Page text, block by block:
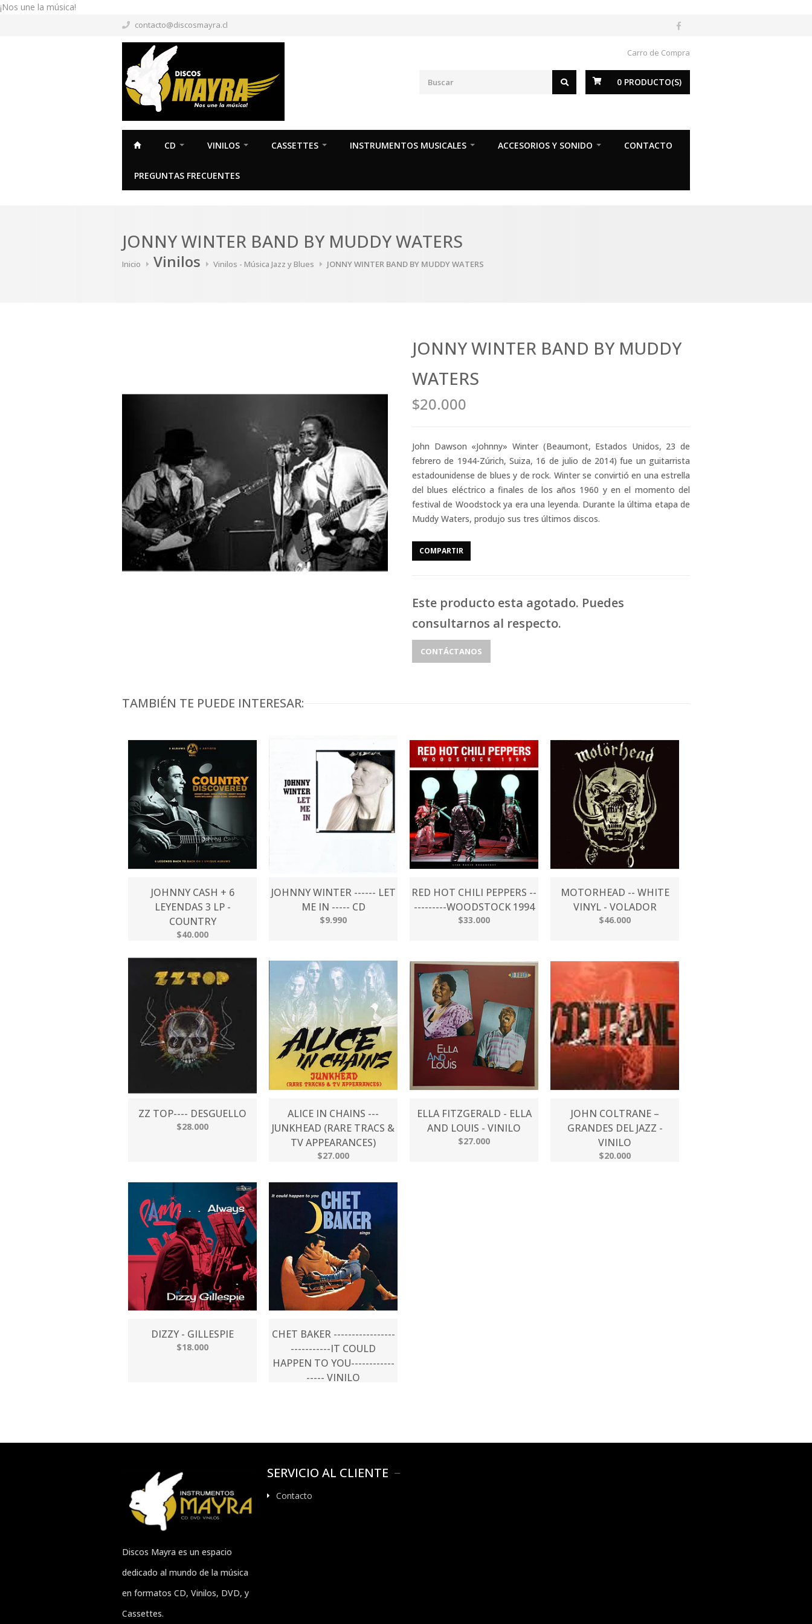
¡Nos une la música!
contacto@discosmayra.cl
Carro de Compra
0 PRODUCTO(S)
CD VINILOS CASSETTES INSTRUMENTOS MUSICALES ACCESORIOS Y SONIDO CONTACTO
PREGUNTAS FRECUENTES
JONNY WINTER BAND BY MUDDY WATERS
Inicio Vinilos Vinilos - Música Jazz y Blues JONNY WINTER BAND BY MUDDY WATERS
JONNY WINTER BAND BY MUDDY
WATERS
$20.000
John Dawson «Johnny» Winter (Beaumont, Estados Unidos, 23 de
febrero de 1944-Zúrich, Suiza, 16 de julio de 2014) fue un guitarrista
estadounidense de blues y de rock. Winter se convirtió en una estrella
del blues eléctrico a finales de los años 1960 y en el momento del
festival de Woodstock ya era una leyenda. Durante la última etapa de
Muddy Waters, produjo sus tres últimos discos.
COMPARTIR
Este producto esta agotado. Puedes
consultarnos al respecto.
CONTÁCTANOS
TAMBIÉN TE PUEDE INTERESAR:
JOHNNY CASH + 6
LEYENDAS 3 LP -
COUNTRY
$40.000
JOHNNY WINTER ------ LET
ME IN ----- CD
$9.990
RED HOT CHILI PEPPERS --
---------WOODSTOCK 1994
$33.000
MOTORHEAD -- WHITE
VINYL - VOLADOR
$46.000
ZZ TOP---- DESGUELLO
$28.000
ALICE IN CHAINS ---
JUNKHEAD (RARE TRACS &
TV APPEARANCES)
$27.000
ELLA FITZGERALD - ELLA
AND LOUIS - VINILO
$27.000
JOHN COLTRANE –
GRANDES DEL JAZZ -
VINILO
$20.000
DIZZY - GILLESPIE
$18.000
CHET BAKER -----------------
-----------IT COULD
HAPPEN TO YOU------------
----- VINILO
Discos Mayra es un espacio
dedicado al mundo de la música
en formatos CD, Vinilos, DVD, y
Cassettes.
SERVICIO AL CLIENTE
Contacto